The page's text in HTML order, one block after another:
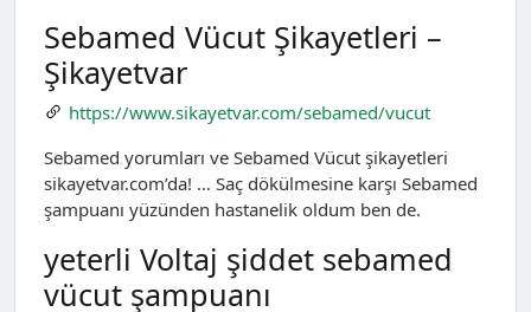
Sebamed Vücut Şikayetleri –
Şikayetvar
https://www.sikayetvar.com/sebamed/vucut
Sebamed yorumları ve Sebamed Vücut şikayetleri
sikayetvar.com’da! … Saç dökülmesine karşı Sebamed
şampuanı yüzünden hastanelik oldum ben de.
yeterli Voltaj şiddet sebamed
vücut şampuanı